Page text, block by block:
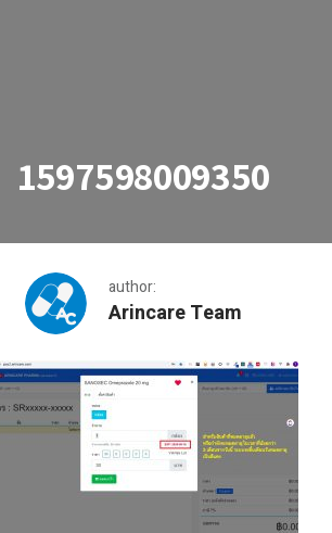
1597598009350
author:
Arincare Team